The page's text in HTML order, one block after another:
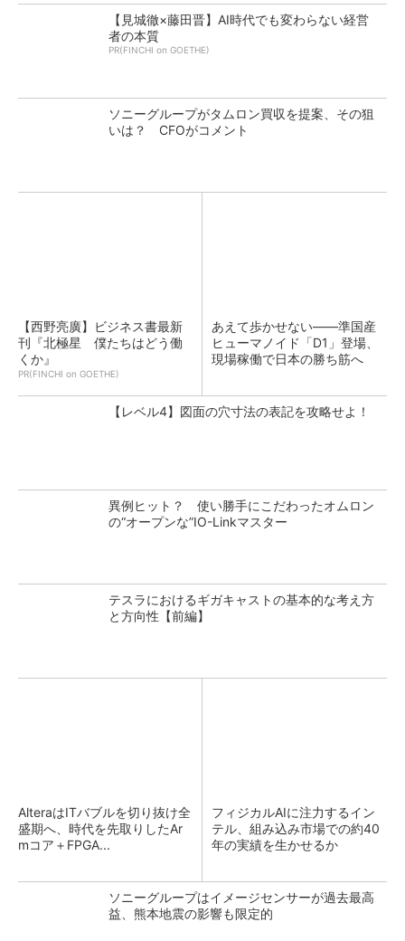
【見城徹×藤田晋】AI時代でも変わらない経営
者の本質
PR(FINCHI on GOETHE)
ソニーグループがタムロン買収を提案、その狙
いは？ CFOがコメント
【西野亮廣】ビジネス書最新
刊『北極星 僕たちはどう働
くか』
PR(FINCHI on GOETHE)
あえて歩かせない――準国産
ヒューマノイド「D1」登場、
現場稼働で日本の勝ち筋へ
【レベル4】図面の穴寸法の表記を攻略せよ！
異例ヒット？ 使い勝手にこだわったオムロン
の“オープンな”IO-Linkマスター
テスラにおけるギガキャストの基本的な考え方
と方向性【前編】
AlteraはITバブルを切り抜け全
盛期へ、時代を先取りしたAr
mコア＋FPGA...
フィジカルAIに注力するイン
テル、組み込み市場での約40
年の実績を生かせるか
ソニーグループはイメージセンサーが過去最高
益、熊本地震の影響も限定的